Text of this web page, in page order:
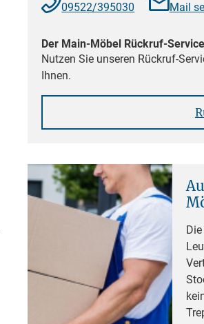
09522/395030
Mail
Der Main-Möbel Rückruf-Service
Nutzen Sie unseren Rückruf-
Ihnen.